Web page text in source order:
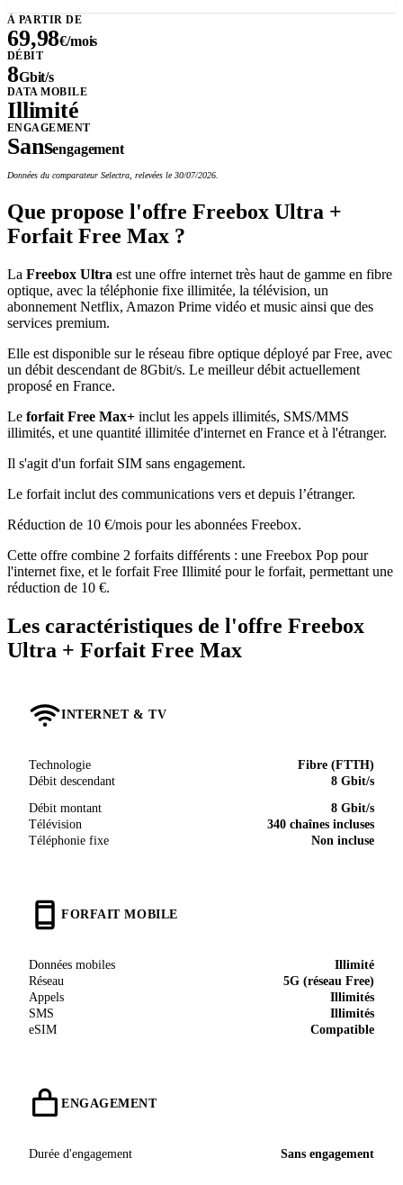
À PARTIR DE
69,98€/mois
DÉBIT
8Gbit/s
DATA MOBILE
Illimité
ENGAGEMENT
Sansengagement
Données du comparateur Selectra, relevées le 30/07/2026.
Que propose l'offre Freebox Ultra +
Forfait Free Max ?
La Freebox Ultra est une offre internet très haut de gamme en fibre
optique, avec la téléphonie fixe illimitée, la télévision, un
abonnement Netflix, Amazon Prime vidéo et music ainsi que des
services premium.
Elle est disponible sur le réseau fibre optique déployé par Free, avec
un débit descendant de 8Gbit/s. Le meilleur débit actuellement
proposé en France.
Le forfait Free Max+ inclut les appels illimités, SMS/MMS
illimités, et une quantité illimitée d'internet en France et à l'étranger.
Il s'agit d'un forfait SIM sans engagement.
Le forfait inclut des communications vers et depuis l’étranger.
Réduction de 10 €/mois pour les abonnées Freebox.
Cette offre combine 2 forfaits différents : une Freebox Pop pour
l'internet fixe, et le forfait Free Illimité pour le forfait, permettant une
réduction de 10 €.
Les caractéristiques de l'offre Freebox
Ultra + Forfait Free Max
INTERNET & TV
Technologie
Fibre (FTTH)
Débit descendant
8 Gbit/s
Débit montant
8 Gbit/s
Télévision
340 chaînes incluses
Téléphonie fixe
Non incluse
FORFAIT MOBILE
Données mobiles
Illimité
Réseau
5G (réseau Free)
Appels
Illimités
SMS
Illimités
eSIM
Compatible
ENGAGEMENT
Durée d'engagement Sans engagement